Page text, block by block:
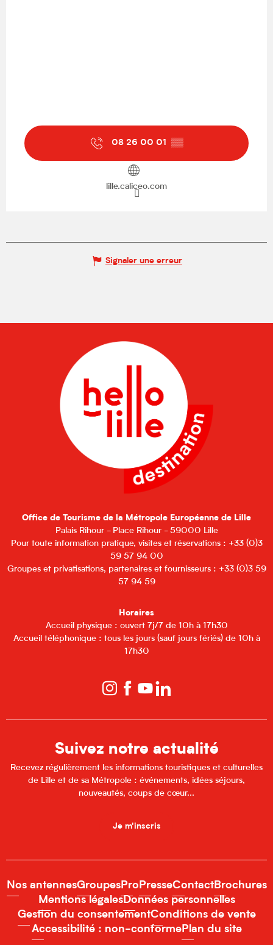
08 26 00 01 ▒▒
lille.caliceo.com
Signaler une erreur
Office de Tourisme de la Métropole Européenne de Lille
Palais Rihour - Place Rihour - 59000 Lille
Pour toute information pratique, visites et réservations : +33 (0)3
59 57 94 00
Groupes et privatisations, partenaires et fournisseurs : +33 (0)3 59
57 94 59
Horaires
Accueil physique : ouvert 7j/7 de 10h à 17h30
Accueil téléphonique : tous les jours (sauf jours fériés) de 10h à
17h30
Suivez notre actualité
Recevez régulièrement les informations touristiques et culturelles
de Lille et de sa Métropole : événements, idées séjours,
nouveautés, coups de cœur...
Je m'inscris
Nos antennesGroupesPro PresseContactBrochures
Mentions légalesDonnées personnelles
Gestion du consentementConditions de vente
Accessibilité : non-conformePlan du site